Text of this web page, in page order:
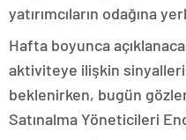
yatırımcıların odağına
Hafta boyunca
aktiviteye ilişkin
beklenirken, bugün
Satınalma Yöneticileri